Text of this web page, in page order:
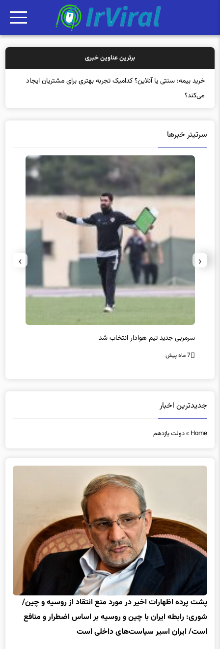
برترین عناوین خبری
خرید بیمه: سنتی یا آنلاین؟ کدامیک تجربه بهتری برای مشتریان ایجاد
می‌کند؟
سرتیتر خبرها
پیروزی اینتر برای تثبیت صدرنشینی/ افزایش فاصله با ناپولی
7 ماه پیش
‹
›
جدیدترین اخبار
Home
»دولت یازدهم
پشت پرده اظهارات اخیر در مورد منع انتقاد از روسیه و چین/
شوری: رابطه ایران با چین و روسیه بر اساس اضطرار و منافع
است/ ایران اسیر سیاست‌های داخلی است